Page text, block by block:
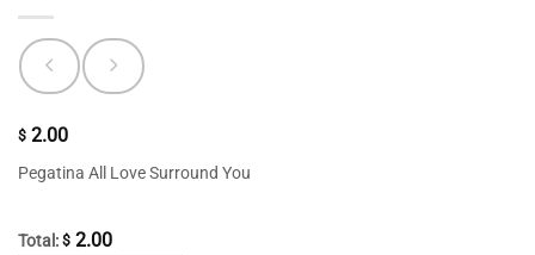
$ 2.00
Pegatina All Love Surround You
Total: $ 2.00